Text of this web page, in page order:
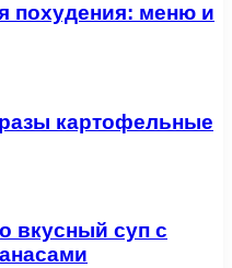
похудения: меню и
картофельные
вкусный суп с